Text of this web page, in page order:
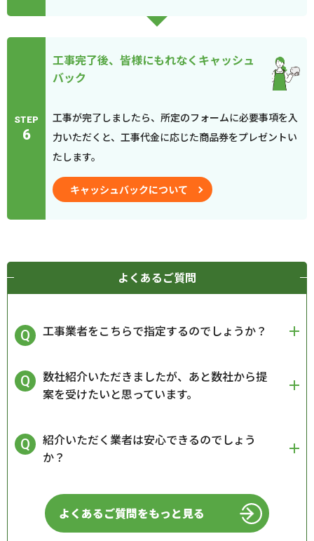
STEP
6
工事完了後、皆様にもれなくキャッシュ
バック
工事が完了しましたら、所定のフォームに必要事項を入
力いただくと、工事代金に応じた商品券をプレゼントい
たします。
キャッシュバックについて
よくあるご質問
工事業者をこちらで指定するのでしょうか？
数社紹介いただきましたが、あと数社から提
案を受けたいと思っています。
紹介いただく業者は安心できるのでしょう
か？
よくあるご質問をもっと見る